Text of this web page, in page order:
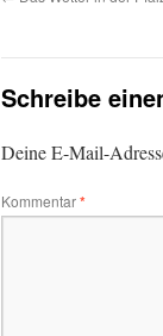
Schreibe
Deine E-Mail-
Kommentar*